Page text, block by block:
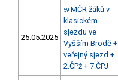
25.05.2025
59 MČR žáků v
klasickém
sjezdu ve
Vyšším Brodě +
veřejný sjezd +
2.ČPž + 7.ČPJ